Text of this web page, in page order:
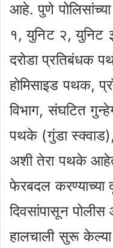
आहे. पुणे
१, युनिट २, युनिट
दरोडा प्रतिबंधक
होमिसाइड पथक,
विभाग, संघटित
पथके (गुंडा स्क्वाड),
अशी तेरा पथके
फेरबदल करण्याच्या
दिवसांपासून
हालचाली सुरू केल्या